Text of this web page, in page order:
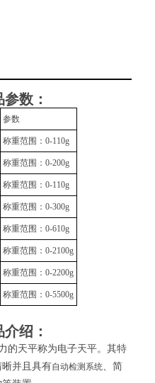
数：
参数
称重范围：0-110g
称重范围：0-200g
称重范围：0-110g
称重范围：0-300g
称重范围：0-610g
称重范围：0-2100g
称重范围：0-2200g
称重范围：0-5500g
绍：
的天平称为电子天平。其特
并且具有自动检测系统、简